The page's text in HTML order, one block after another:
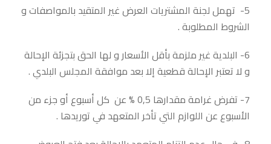
5- تهمل لجنة المشتريات العرض غير المتقيد بالمواصفات و
الشروط المطلوبة .
6- البلدية غير ملزمة بأقل الأسعار و لها الحق بتجزئة الإحالة
و لا تعتبر الإحالة قطعية إلا بعد موافقة المجلس البلدي .
7- تفرض غرامة مقدارها 0,5 % عن كل أسبوع أو جزء من
الأسبوع عن اللوازم التي تأخر المتعهد في توريدها .